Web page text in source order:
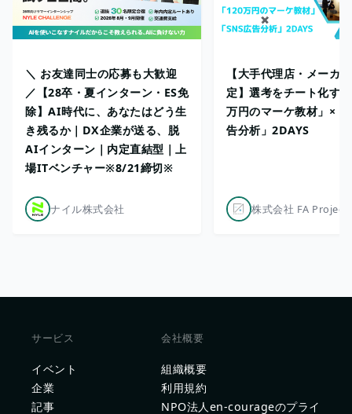
＼ お友達同士の応募も大歓迎
／【28卒・夏インターン・ES免
除】AI時代に、あなたはどう生
き残るか｜DX企業が送る、脱
AIインターン｜内定直結型｜上
場ITベンチャー※8/21締切※
ナイル株式会社
【大手代理店・メーカ
定】選考をチート化す
万円のマーケ教材」×「
告分析」2DAYS
株式会社 FA Project
サービス
イベント
企業
記事
会社概要
組織概要
利用規約
NPO法人en-courageのプライ